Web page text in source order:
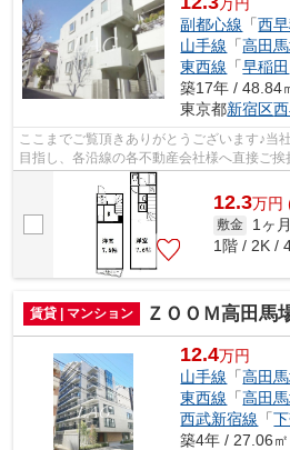
副都心線 「西
山手線 「高田
東西線 「早稲田
築17年 / 48.84
東京都新宿区
ここまでご覧頂きありがとうございます♪当
目指し、各沿線の各不動産会社様へ直接ご挨
様へ提供しております！最新の情報は...
12.3万円
敷金 1ヶ月
1階 / 2K /
賃貸 | マンション ＺＯＯＭ高田馬
12.4万円
山手線 「高田
東西線 「高田
西武新宿線 「
築4年 / 27.06㎡